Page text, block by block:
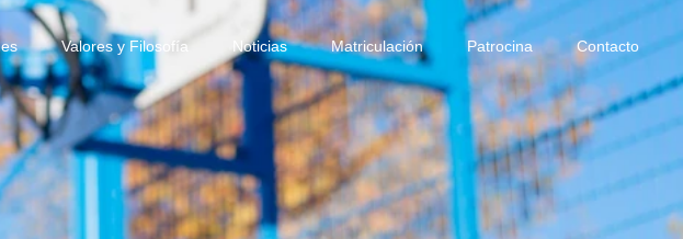
Valores y Filosofía Noticias Matriculación Patrocina Contacto